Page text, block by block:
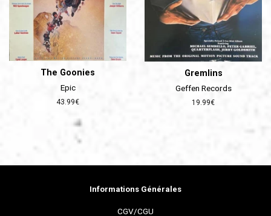
The Goonies
Epic
Prix
43.99€
Gremlins
Geffen Records
Prix
19.99€
Informations Générales
CGV/CGU